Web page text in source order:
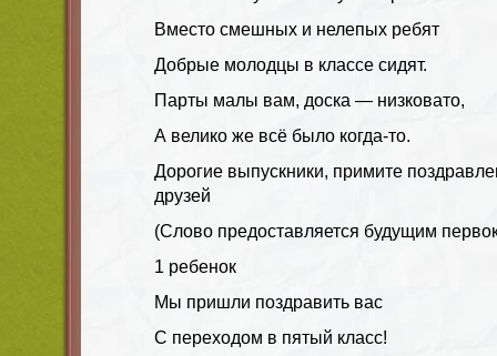
Вместо смешных и нелепых ребят
Добрые молодцы в классе сидят.
Парты малы вам, доска — низковато,
А велико же всё было когда-то.
Дорогие выпускники, примите
друзей
(Слово предоставляется будущим
1 ребенок
Мы пришли поздравить вас
С переходом в пятый класс!